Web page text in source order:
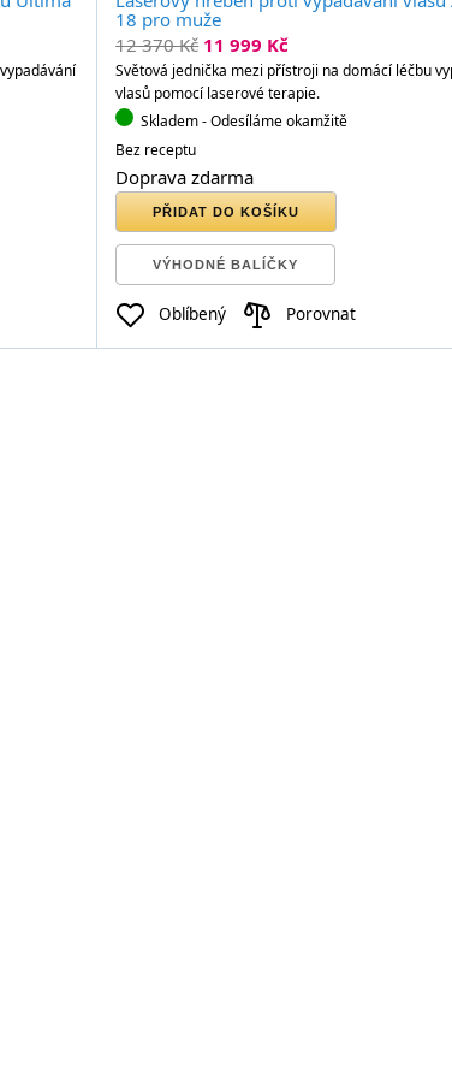
18 pro muže
12 370 Kč 11 999 Kč
Světová jednička mezi přístroji na domácí léčbu
vlasů pomocí laserové terapie.
Skladem- Odesíláme okamžitě
Bez receptu
Doprava zdarma
PŘIDAT DO KOŠÍKU
VÝHODNÉ BALÍČKY
Oblíbený Porovnat